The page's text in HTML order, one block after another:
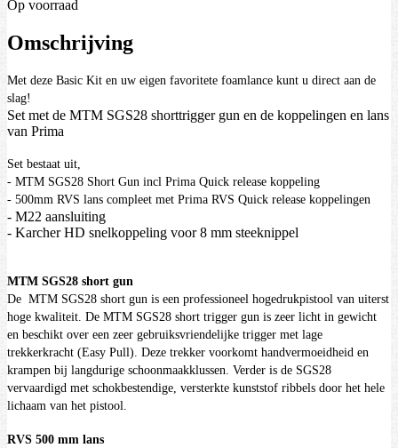
Op voorraad
Omschrijving
Met deze Basic Kit en uw eigen favoritete foamlance kunt u direct aan de
slag!
Set met de MTM SGS28 shorttrigger gun en de koppelingen en lans
van Prima
Set bestaat uit,
- MTM SGS28 Short Gun incl Prima Quick release koppeling
- 500mm RVS lans compleet met Prima RVS Quick release koppelingen
- M22 aansluiting
- Karcher HD snelkoppeling voor 8 mm steeknippel
MTM SGS28 short gun
De MTM SGS28 short gun is een professioneel hogedrukpistool van uiterst
hoge kwaliteit. De MTM SGS28 short trigger gun is zeer licht in gewicht
en beschikt over een zeer gebruiksvriendelijke trigger met lage
trekkerkracht (Easy Pull). Deze trekker voorkomt handvermoeidheid en
krampen bij langdurige schoonmaakklussen. Verder is de SGS28
vervaardigd met schokbestendige, versterkte kunststof ribbels door het hele
lichaam van het pistool.
RVS 500 mm lans